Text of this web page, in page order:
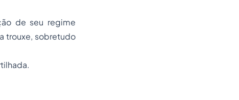
de seu regime
trouxe, sobretudo